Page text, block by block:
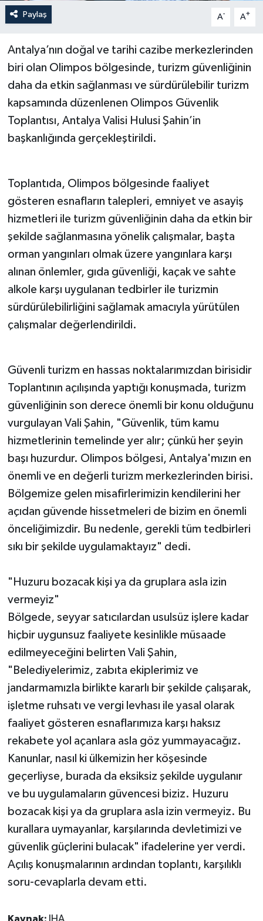
Paylaş A- A+
Antalya’nın doğal ve tarihi cazibe merkezlerinden
biri olan Olimpos bölgesinde, turizm güvenliğinin
daha da etkin sağlanması ve sürdürülebilir turizm
kapsamında düzenlenen Olimpos Güvenlik
Toplantısı, Antalya Valisi Hulusi Şahin’in
başkanlığında gerçekleştirildi.
Toplantıda, Olimpos bölgesinde faaliyet
gösteren esnafların talepleri, emniyet ve asayiş
hizmetleri ile turizm güvenliğinin daha da etkin bir
şekilde sağlanmasına yönelik çalışmalar, başta
orman yangınları olmak üzere yangınlara karşı
alınan önlemler, gıda güvenliği, kaçak ve sahte
alkole karşı uygulanan tedbirler ile turizmin
sürdürülebilirliğini sağlamak amacıyla yürütülen
çalışmalar değerlendirildi.
Güvenli turizm en hassas noktalarımızdan birisidir
Toplantının açılışında yaptığı konuşmada, turizm
güvenliğinin son derece önemli bir konu olduğunu
vurgulayan Vali Şahin, "Güvenlik, tüm kamu
hizmetlerinin temelinde yer alır; çünkü her şeyin
başı huzurdur. Olimpos bölgesi, Antalya'mızın en
önemli ve en değerli turizm merkezlerinden birisi.
Bölgemize gelen misafirlerimizin kendilerini her
açıdan güvende hissetmeleri de bizim en önemli
önceliğimizdir. Bu nedenle, gerekli tüm tedbirleri
sıkı bir şekilde uygulamaktayız" dedi.
"Huzuru bozacak kişi ya da gruplara asla izin
vermeyiz"
Bölgede, seyyar satıcılardan usulsüz işlere kadar
hiçbir uygunsuz faaliyete kesinlikle müsaade
edilmeyeceğini belirten Vali Şahin,
"Belediyelerimiz, zabıta ekiplerimiz ve
jandarmamızla birlikte kararlı bir şekilde çalışarak,
işletme ruhsatı ve vergi levhası ile yasal olarak
faaliyet gösteren esnaflarımıza karşı haksız
rekabete yol açanlara asla göz yummayacağız.
Kanunlar, nasıl ki ülkemizin her köşesinde
geçerliyse, burada da eksiksiz şekilde uygulanır
ve bu uygulamaların güvencesi biziz. Huzuru
bozacak kişi ya da gruplara asla izin vermeyiz. Bu
kurallara uymayanlar, karşılarında devletimizi ve
güvenlik güçlerini bulacak" ifadelerine yer verdi.
Açılış konuşmalarının ardından toplantı, karşılıklı
soru-cevaplarla devam etti.
Öğle Bülteni
Siyaset
Sosyal medya
Spor
Televizyon
Turizm